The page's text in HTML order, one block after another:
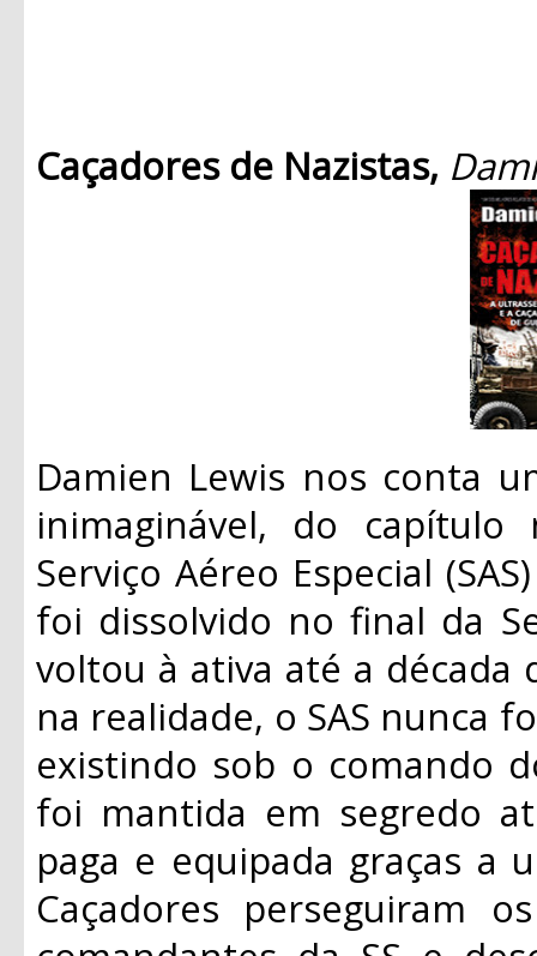
Caçadores de Nazistas,
Damien Lewis nos conta
inimaginável, do
Serviço Aéreo Especial
foi dissolvido no final da
voltou à ativa até a década
na realidade, o SAS nunca
existindo sob o comando
foi mantida em segredo
paga e equipada graças a
Caçadores perseguiram